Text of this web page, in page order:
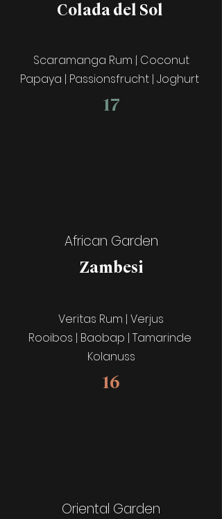
Colada del Sol
Scaramanga Rum | Coconut
Papaya | Passionsfrucht | Joghurt
17
African Garden
Zambesi
Veritas Rum | Verjus
Rooibos | Baobap | Tamarinde
Kolanuss
16
Oriental Garden